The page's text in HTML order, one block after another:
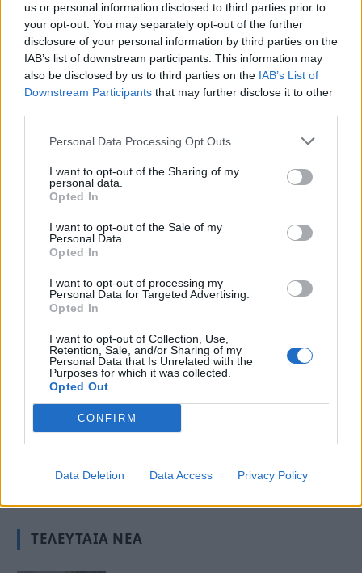
us or personal information disclosed to third parties prior to
your opt-out. You may separately opt-out of the further
disclosure of your personal information by third parties on the
IAB’s list of downstream participants. This information may
also be disclosed by us to third parties on the IAB’s List of
Downstream Participants that may further disclose it to other
Personal Data Processing Opt Outs
I want to opt-out of the Sharing of my
personal data.
Opted In
I want to opt-out of the Sale of my
Personal Data.
Opted In
I want to opt-out of processing my
Personal Data for Targeted Advertising.
Opted In
I want to opt-out of Collection, Use,
Retention, Sale, and/or Sharing of my
Personal Data that Is Unrelated with the
Purposes for which it was collected.
Opted Out
CONFIRM
Data Deletion Data Access Privacy Policy
ΑΤΥΧΗΜΑ ΣΠΑΤΑ
ΤΕΛΕΥΤΑΊΑ ΝΈΑ